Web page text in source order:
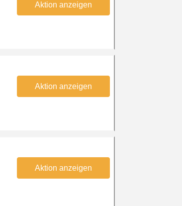
Aktion anzeigen
Aktion anzeigen
Aktion anzeigen